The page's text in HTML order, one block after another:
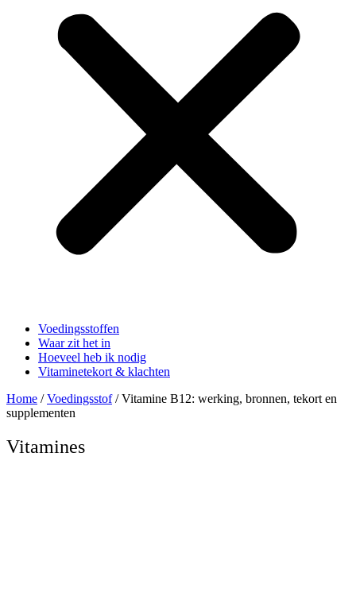
Voedingsstoffen
Waar zit het in
Hoeveel heb ik nodig
Vitaminetekort & klachten
Home /Voedingsstof/ Vitamine B12: werking, bronnen, tekort en
supplementen
Vitamines